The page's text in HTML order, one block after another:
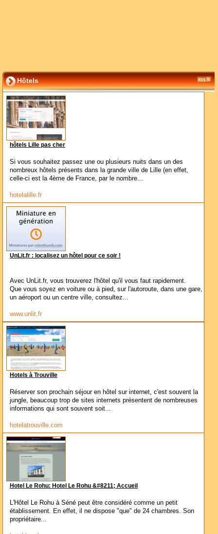
Hôtels
hôtels Lille pas cher
Si vous souhaitez passez une ou plusieurs nuits dans un des
nombreux hôtels présents dans la grande ville de Lille (en effet,
celle-ci est la 4ème de France, par le nombre...
hotelalille.fr
UnLit.fr : localisez un hôtel pour ce soir !
Avec UnLit.fr, vous trouverez l'hôtel qu'il vous faut rapidement.
Que vous soyez en voiture ou à pied, sur l'autoroute, dans une gare,
un aéroport ou un centre ville, consultez...
www.unlit.fr
Hotels à Trouville
Réserver son prochain séjour en hôtel sur internet, c'est souvent la
jungle, beaucoup trop de sites internets présentent de nombreuses
informations qui sont souvent soit...
hotelatrouville.com
Hotel Le Rohu: Hotel Le Rohu &#8211; Accueil
L'Hôtel Le Rohu à Séné peut être considéré comme un petit
établissement. En effet, il ne dispose "que" de 24 chambres. Son
propriétaire...